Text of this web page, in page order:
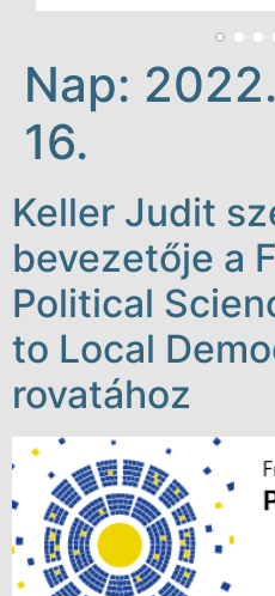
Nap:
16.
Keller Judit
bevezetője a
Political
to Local
rovatához